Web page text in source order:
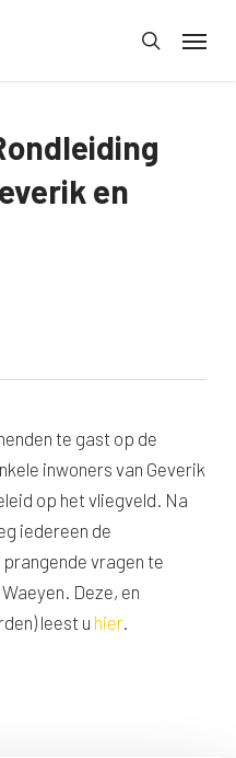
search
Menu
en
te gast op de
inwoners van Geverik
op het vliegveld. Na
iedereen de
vragen te
Deze, en
leest u hier.